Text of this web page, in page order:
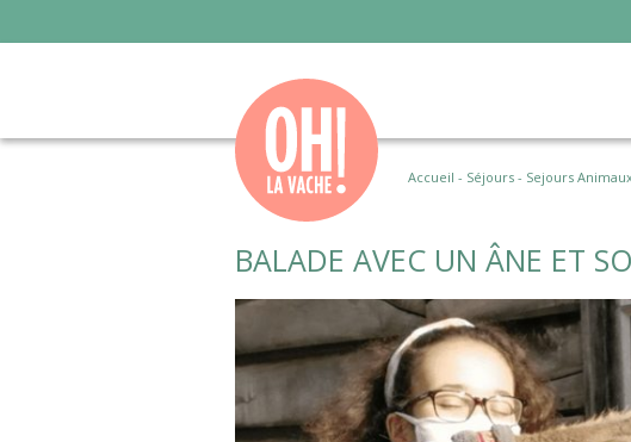
Accueil - Séjours - Sejours
BALADE AVEC UN ÂNE ET